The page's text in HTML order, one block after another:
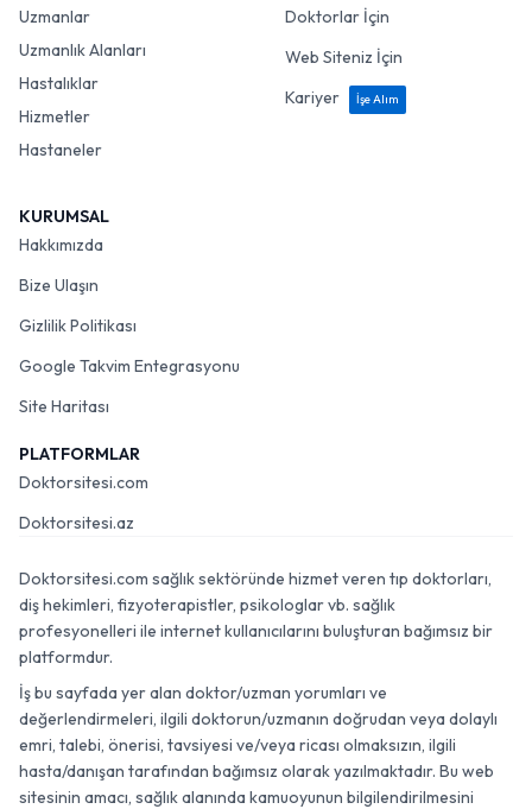
Uzmanlar
Uzmanlık Alanları
Hastalıklar
Hizmetler
Hastaneler
Doktorlar İçin
Web Siteniz İçin
Kariyer
İşe Alım
KURUMSAL
Hakkımızda
Bize Ulaşın
Gizlilik Politikası
Google Takvim Entegrasyonu
Site Haritası
PLATFORMLAR
Doktorsitesi.com
Doktorsitesi.az
Doktorsitesi.com sağlık sektöründe hizmet veren tıp doktorları,
diş hekimleri, fizyoterapistler, psikologlar vb. sağlık
profesyonelleri ile internet kullanıcılarını buluşturan bağımsız bir
platformdur.
İş bu sayfada yer alan doktor/uzman yorumları ve
değerlendirmeleri, ilgili doktorun/uzmanın doğrudan veya dolaylı
emri, talebi, önerisi, tavsiyesi ve/veya ricası olmaksızın, ilgili
hasta/danışan tarafından bağımsız olarak yazılmaktadır. Bu web
sitesinin amacı, sağlık alanında kamuoyunun bilgilendirilmesini